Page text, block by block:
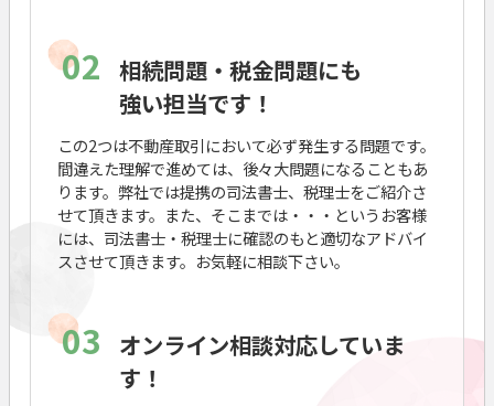
02 相続問題・税金問題にも
強い担当です！
この2つは不動産取引において必ず発生する問題です。
間違えた理解で進めては、後々大問題になることもあ
ります。弊社では提携の司法書士、税理士をご紹介さ
せて頂きます。また、そこまでは・・・というお客様
には、司法書士・税理士に確認のもと適切なアドバイ
スさせて頂きます。お気軽に相談下さい。
03
オンライン相談対応していま
す！